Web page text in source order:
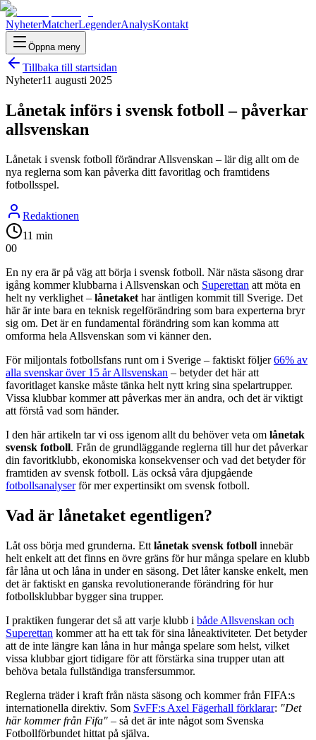
NyheterMatcherLegenderAnalysKontakt
Öppna meny
Tillbaka till startsidan
Nyheter11 augusti 2025
Lånetak införs i svensk fotboll – påverkar
allsvenskan
Lånetak i svensk fotboll förändrar Allsvenskan – lär dig allt om de
nya reglerna som kan påverka ditt favoritlag och framtidens
fotbollsspel.
Redaktionen
11 min
00
En ny era är på väg att börja i svensk fotboll. När nästa säsong drar
igång kommer klubbarna i Allsvenskan och Superettan att möta en
helt ny verklighet – lånetaket har äntligen kommit till Sverige. Det
här är inte bara en teknisk regelförändring som bara experterna bryr
sig om. Det är en fundamental förändring som kan komma att
omforma hela Allsvenskan som vi känner den.
För miljontals fotbollsfans runt om i Sverige – faktiskt följer66% av
alla svenskar över 15 år Allsvenskan – betyder det här att
favoritlaget kanske måste tänka helt nytt kring sina spelartrupper.
Vissa klubbar kommer att påverkas mer än andra, och det är viktigt
att förstå vad som händer.
I den här artikeln tar vi oss igenom allt du behöver veta om lånetak
svensk fotboll. Från de grundläggande reglerna till hur det påverkar
din favoritklubb, ekonomiska konsekvenser och vad det betyder för
framtiden av svensk fotboll. Läs också våra djupgående
fotbollsanalyserför mer expertinsikt om svensk fotboll.
Vad är lånetaket egentligen?
Låt oss börja med grunderna. Ett lånetak svensk fotboll innebär
helt enkelt att det finns en övre gräns för hur många spelare en klubb
får låna ut och låna in under en säsong. Det låter kanske enkelt, men
det är faktiskt en ganska revolutionerande förändring för hur
fotbollsklubbar bygger sina trupper.
I praktiken fungerar det så att varje klubb i både Allsvenskan och
Superettan kommer att ha ett tak för sina låneaktiviteter. Det betyder
att de inte längre kan låna in hur många spelare som helst, vilket
vissa klubbar gjort tidigare för att förstärka sina trupper utan att
behöva betala fullständiga transfersummor.
Reglerna träder i kraft från nästa säsong och kommer från FIFA:s
internationella direktiv. Som SvFF:s Axel Fägerhall förklarar: "Det
här kommer från Fifa" – så det är inte något som Svenska
Fotbollförbundet hittat på själva.